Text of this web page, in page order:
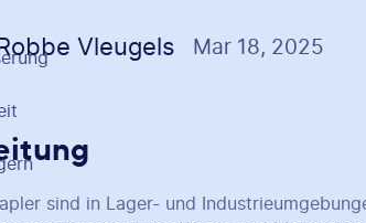
Vleugels Mar 18, 2025
sind in Lager- und